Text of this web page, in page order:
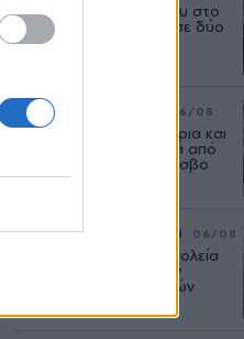
Δεύτερη εμπλοκή κάβου στο
«Νήσος Ρόδος» μέσα σε δύο
μήνες
ΡΕΠΟΡΤΑΖ 06/08
Ανασταίνονται... μοσχάρια και
πρόβατα κάνουν βόλτα από
στάνη σε στάνη στη Λέσβο
ΡΕΠΟΡΤΑΖ ΕΚΠΑΙΔΕΥΣΗ 06/08
Η επόμενη μέρα στα σχολεία
της Μυτιλήνης μετά την
κατάργηση των σχολικών